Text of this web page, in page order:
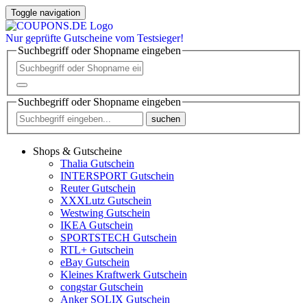
Toggle navigation
Nur geprüfte Gutscheine vom Testsieger!
Suchbegriff oder Shopname eingeben
Suchbegriff oder Shopname eingeben
suchen
Shops & Gutscheine
Thalia Gutschein
INTERSPORT Gutschein
Reuter Gutschein
XXXLutz Gutschein
Westwing Gutschein
IKEA Gutschein
SPORTSTECH Gutschein
RTL+ Gutschein
eBay Gutschein
Kleines Kraftwerk Gutschein
congstar Gutschein
Anker SOLIX Gutschein